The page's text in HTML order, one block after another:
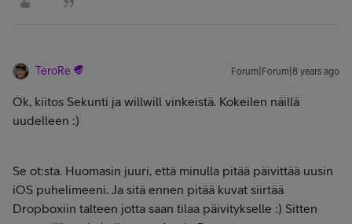
TeroRe Forum|Forum|8 years ago
Ok, kiitos Sekunti ja willwill vinkeistä. Kokeilen näillä
uudelleen :)
Se ot:sta. Huomasin juuri, että minulla pitää päivittää uusin
iOS puhelimeeni. Ja sitä ennen pitää kuvat siirtää
Dropboxiin talteen jotta saan tilaa päivitykselle :) Sitten